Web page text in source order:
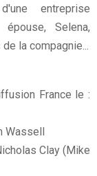
entreprise
Selena,
la compagnie...
France le :
Wassell
Clay (Mike